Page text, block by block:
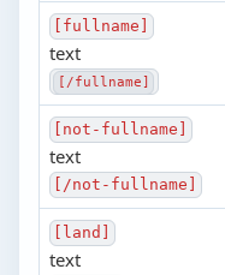
[fullname]
text
[/fullname]
[not-fullname]
text
[/not-fullname]
[land]
text